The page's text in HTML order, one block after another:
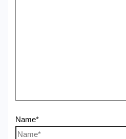
Name*